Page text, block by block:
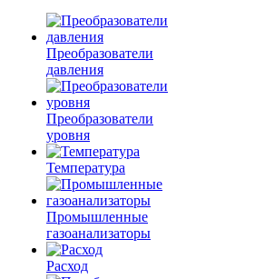
Преобразователи
давления
Преобразователи
уровня
Температура
Промышленные
газоанализаторы
Расход